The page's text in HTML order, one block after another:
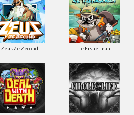
Zeus Ze Zecond Le Fisherman